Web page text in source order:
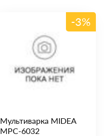
-3%
Мультиварка MIDEA
MPC-6032